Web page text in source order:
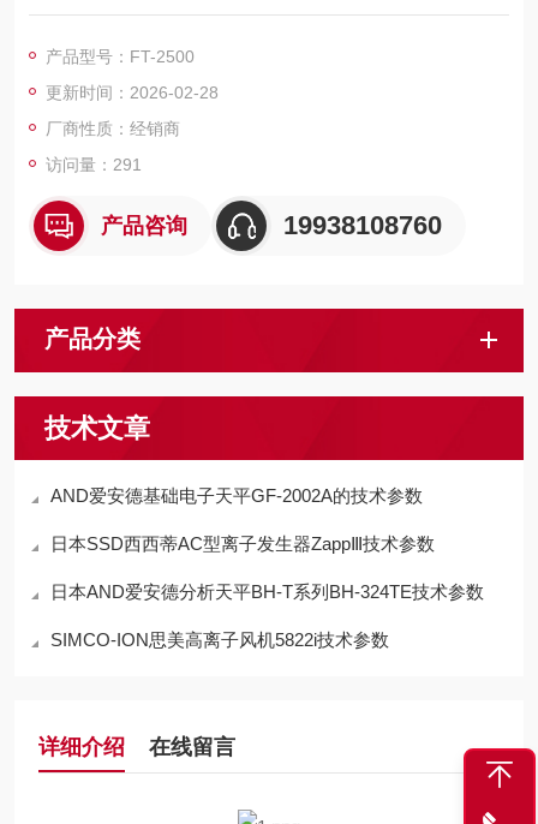
量转速。
由于其演算单元采用FFT(高速傅里叶変換)技术，增加了传感器
选择的范围，即使是来自麦克风, 声级计或振动传感器的复杂信号
波形，也可以提取与转速相对应的频率分量，从而计算和显示转
速。
产品型号：FT-2500
更新时间：2026-02-28
厂商性质：经销商
访问量：291
产品咨询 19938108760
产品分类
技术文章
AND爱安德基础电子天平GF-2002A的技术参数
日本SSD西西蒂AC型离子发生器ZappⅢ技术参数
日本AND爱安德分析天平BH-T系列BH-324TE技术参数
SIMCO-ION思美高离子风机5822i技术参数
详细介绍 在线留言